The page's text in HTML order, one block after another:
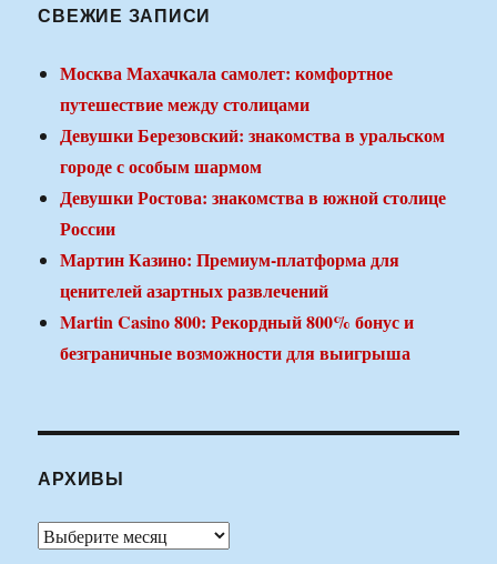
СВЕЖИЕ ЗАПИСИ
Москва Махачкала самолет: комфортное
путешествие между столицами
Девушки Березовский: знакомства в уральском
городе с особым шармом
Девушки Ростова: знакомства в южной столице
России
Мартин Казино: Премиум-платформа для
ценителей азартных развлечений
Martin Casino 800: Рекордный 800% бонус и
безграничные возможности для выигрыша
АРХИВЫ
Архивы